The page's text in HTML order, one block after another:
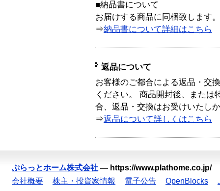
■納品書について
お届けする商品に同梱致します。
⇒納品書について詳細はこちら
返品について
お客様のご都合による返品・交
ください。 商品開封後、または
合、返品・交換はお受けいたし
⇒返品について詳しくはこちら
ぷらっとホーム株式会社 — https://www.plathome.co.jp/
会社概要
株主・投資家情報 電子公告 OpenBlocks